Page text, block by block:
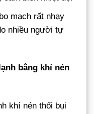
mạch rất nhạy
nhiều người tự
bằng khí nén
khí nén thổi bụi